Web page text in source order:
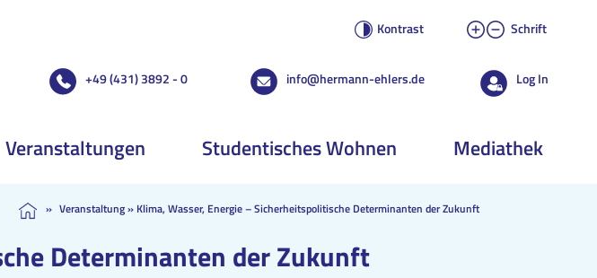
Kontrast Schrift
+49 (431) 3892 - 0 info@hermann-ehlers.de Log In
Veranstaltungen Studentisches Wohnen Mediathek
» Veranstaltung» Klima, Wasser, Energie – Sicherheitspolitische Determinanten der Zukunft
Determinanten der Zukunft